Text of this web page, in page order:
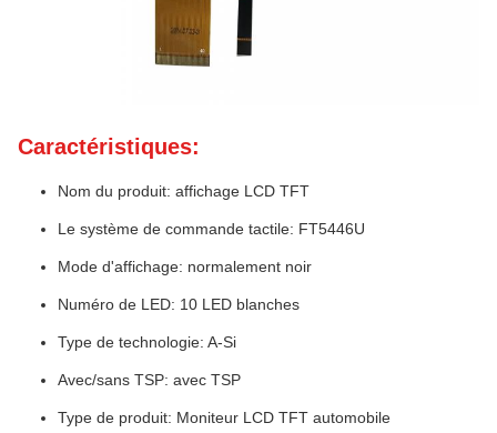
Caractéristiques:
Nom du produit: affichage LCD TFT
Le système de commande tactile: FT5446U
Mode d'affichage: normalement noir
Numéro de LED: 10 LED blanches
Type de technologie: A-Si
Avec/sans TSP: avec TSP
Type de produit: Moniteur LCD TFT automobile